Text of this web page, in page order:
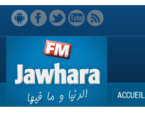
ACCUEIL